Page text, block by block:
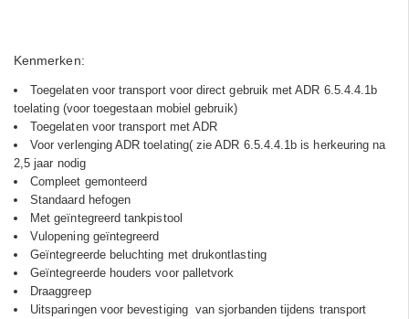
Kenmerken:
Toegelaten voor transport voor direct gebruik met ADR 6.5.4.4.1b
toelating (voor toegestaan mobiel gebruik)
Toegelaten voor transport met ADR
Voor verlenging ADR toelating( zie ADR 6.5.4.4.1b is herkeuring na
2,5 jaar nodig
Compleet gemonteerd
Standaard hefogen
Met geïntegreerd tankpistool
Vulopening geïntegreerd
Geïntegreerde beluchting met drukontlasting
Geïntegreerde houders voor palletvork
Draaggreep
Uitsparingen voor bevestiging van sjorbanden tijdens transport